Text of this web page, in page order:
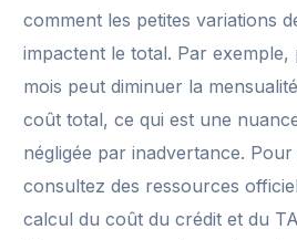
comment les petites variations
impactent le total. Par exemple,
mois peut diminuer la
coût total, ce qui est une
négligée par inadvertance.
consultez des ressources
calcul du coût du crédit et du